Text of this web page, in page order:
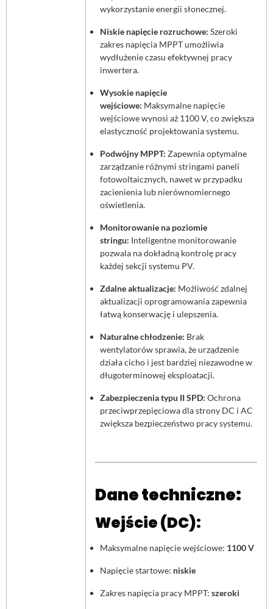
wykorzystanie energii słonecznej.
Niskie napięcie rozruchowe: Szeroki
zakres napięcia MPPT umożliwia
wydłużenie czasu efektywnej pracy
inwertera.
Wysokie napięcie
wejściowe: Maksymalne napięcie
wejściowe wynosi aż 1100 V, co zwiększa
elastyczność projektowania systemu.
Podwójny MPPT: Zapewnia optymalne
zarządzanie różnymi stringami paneli
fotowoltaicznych, nawet w przypadku
zacienienia lub nierównomiernego
oświetlenia.
Monitorowanie na poziomie
stringu: Inteligentne monitorowanie
pozwala na dokładną kontrolę pracy
każdej sekcji systemu PV.
Zdalne aktualizacje: Możliwość zdalnej
aktualizacji oprogramowania zapewnia
łatwą konserwację i ulepszenia.
Naturalne chłodzenie: Brak
wentylatorów sprawia, że urządzenie
działa cicho i jest bardziej niezawodne w
długoterminowej eksploatacji.
Zabezpieczenia typu II SPD: Ochrona
przeciwprzepięciowa dla strony DC i AC
zwiększa bezpieczeństwo pracy systemu.
Dane techniczne:
Wejście (DC):
Maksymalne napięcie wejściowe: 1100 V
Napięcie startowe: niskie
Zakres napięcia pracy MPPT: szeroki